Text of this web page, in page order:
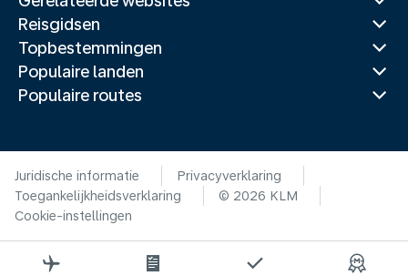
Reisgidsen
Topbestemmingen
Populaire landen
Populaire routes
Juridische informatie
Privacyverklaring
Toegankelijkheidsverklaring
© 2026 KLM
Cookie-instellingen